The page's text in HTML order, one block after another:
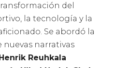
del
la tecnología y la
Se abordó la
narrativas
Reuhkala